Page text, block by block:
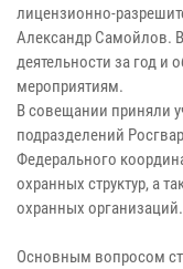
лицензионно-
Александр Самойлов.
деятельности за год и
мероприятиям.
В совещании приняли
подразделений
Федерального
охранных структур, а
охранных организаций.
Основным вопросом